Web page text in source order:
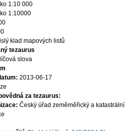
1:10 000
1:10000
klad mapových listů
tezaurus
slova
2013-06-17
za tezaurus:
Český úřad zeměměřický a katastrální